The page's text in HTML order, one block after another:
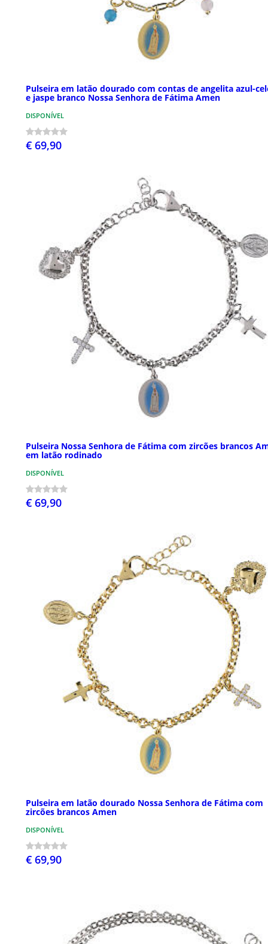
Pulseira em latão dourado com contas de angelita azul-
e jaspe branco Nossa Senhora de Fátima Amen
DISPONÍVEL
€ 69,90
Pulseira Nossa Senhora de Fátima com zircões brancos
em latão rodinado
DISPONÍVEL
€ 69,90
Pulseira em latão dourado Nossa Senhora de Fátima com
zircões brancos Amen
DISPONÍVEL
€ 69,90